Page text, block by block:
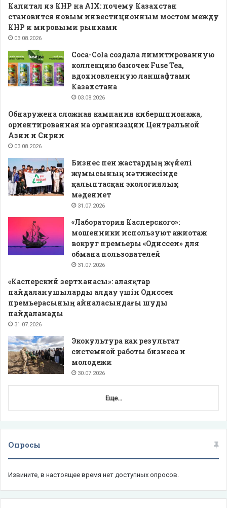
Капитал из КНР на AIX: почему Казахстан
становится новым инвестиционным мостом между
КНР и мировыми рынками
03.08.2026
Coca-Cola создала лимитированную
коллекцию баночек Fuse Tea,
вдохновленную ланшафтами
Казахстана
03.08.2026
Обнаружена сложная кампания кибершпионажа,
ориентированная на организации Центральной
Азии и Сирии
03.08.2026
Бизнес пен жастардың жүйелі
жұмысының нәтижесінде
қалыптасқан экологиялық
мәдениет
31.07.2026
«Лаборатория Касперского»:
мошенники используют ажиотаж
вокруг премьеры «Одиссеи» для
обмана пользователей
31.07.2026
«Касперский зертханасы»: алаяқтар
пайдаланушыларды алдау үшін Одиссея
премьерасының айналасындағы шуды
пайдаланады
31.07.2026
Экокультура как результат
системной работы бизнеса и
молодежи
30.07.2026
Еще...
Опросы
Извините, в настоящее время нет доступных опросов.